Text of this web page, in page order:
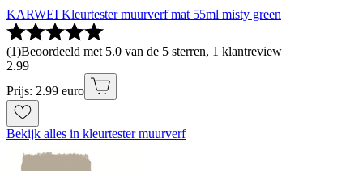
KARWEI Kleurtester muurverf mat 55ml misty green
(1)Beoordeeld met 5.0 van de 5 sterren, 1 klantreview
2.99
Prijs: 2.99 euro
Bekijk alles in kleurtester muurverf